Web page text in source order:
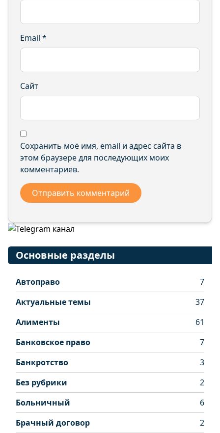
Email *
Сайт
Сохранить моё имя, email и адрес сайта в
этом браузере для последующих моих
комментариев.
Основные разделы
Автоправо
7
Актуальные темы
37
Алименты
61
Банковское право
7
Банкротство
3
Без рубрики
2
Больничный
6
Брачный договор
2